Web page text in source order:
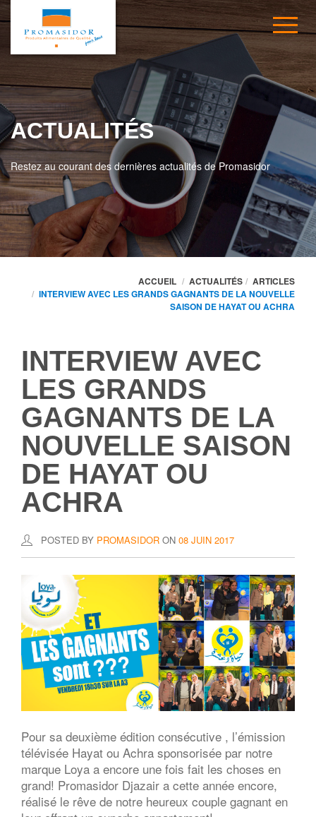
ACTUALITÉS
Restez au courant des dernières actualités de Promasidor
ACCUEIL ACTUALITÉS
ARTICLES
INTERVIEW AVEC LES GRANDS GAGNANTS DE LA NOUVELLE
SAISON DE HAYAT OU ACHRA
INTERVIEW AVEC
LES GRANDS
GAGNANTS DE LA
NOUVELLE SAISON
DE HAYAT OU
ACHRA
POSTED BY PROMASIDOR ON 08 JUIN 2017
Pour sa deuxième édition consécutive , l’émission
télévisée Hayat ou Achra sponsorisée par notre
marque Loya a encore une fois fait les choses en
grand! Promasidor Djazair a cette année encore,
réalisé le rêve de notre heureux couple gagnant en